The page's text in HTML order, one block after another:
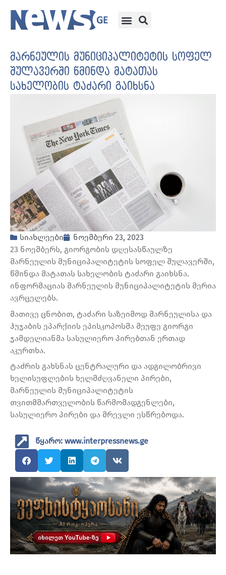
მარნეულის მუნიციპალიტეტის სოფელ
შულავერში წმინდა მატათას
სახელობის ტაძარი გაიხსნა
სიახლეები
ნოემბერი 23, 2023
23 ნოემბერს, გიორგობის დღესასწაულზე
მარნეულის მუნიციპალიტეტის სოფელ შულავერში,
წმინდა მატათას სახელობის ტაძარი გაიხსნა.
ინფორმაციას მარნეულის მუნიციპალიტეტის მერია
ავრცელებს.
მათივე ცნობით, ტაძარი საზეიმოდ მარნეულისა და
ჰუჯაბის ეპარქიის ეპისკოპოსმა მეუფე გიორგი
ჯამდელიანმა სასულიერო პირებთან ერთად
აკურთხა.
ტაძრის გახსნას ცენტრალური და ადგილობრივი
ხელისუფლების ხელმძღვანელი პირები,
მარნეულის მუნიციპალიტეტის
თვითმმართველობის წარმომადგენლები,
სასულიერო პირები და მრევლი ესწრებოდა.
წყარო: www.interpressnews.ge